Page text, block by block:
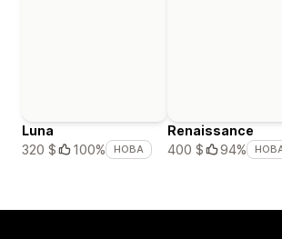
Luna
320 $
100% НОВА
Renaissance
400 $
94%